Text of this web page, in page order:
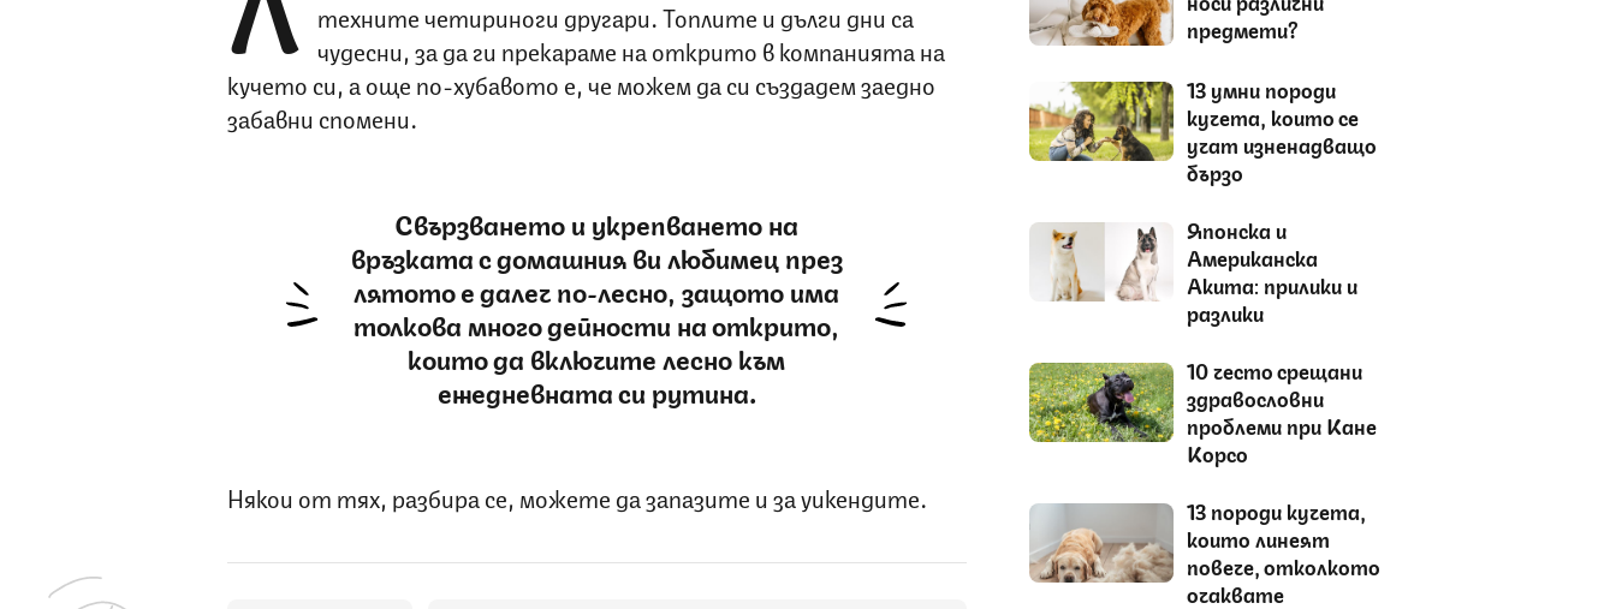
техните четириноги другари. Топлите и дълги дни са
чудесни, за да ги прекараме на открито в компанията на
кучето си, а още по-хубавото е, че можем да си създадем заедно
забавни спомени.
Свързването и укрепването на
връзката с домашния ви любимец през
лятото е далеч по-лесно, защото има
толкова много дейности на открито,
които да включите лесно към
ежедневната си рутина.
Някои от тях, разбира се, можете да запазите и за уикендите.
предмети?
13 умни породи
кучета, които се
учат изненадващо
бързо
Японска и
Американска
Акита: прилики и
разлики
10 често срещани
здравословни
проблеми при Кане
Корсо
13 породи кучета,
които линеят
повече, отколкото
очаквате